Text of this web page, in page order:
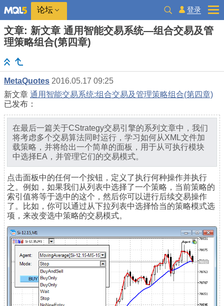
论坛 登录
文章: 新文章 通用智能交易系统—组合交易及管
理策略组合(第四章)
MetaQuotes 2016.05.17 09:25
新文章 通用智能交易系统:组合交易及管理策略组合(第四章)
已发布：
在最后一篇关于CStrategy交易引擎的系列文章中，我们
将考虑多个交易算法同时运行，学习如何从XML文件加
载策略，并将给出一个简单的面板，用于从可执行模块
中选择EA，并管理它们的交易模式。
点击面板中的任何一个按钮，定义了执行何种操作并执行
之。例如，如果我们从列表中选择了一个策略，当前策略的
索引值将等于选中的这个，然后你可以进行后续交易操作
了。比如，你可以通过从下拉列表中选择恰当的策略模式选
项，来改变选中策略的交易模式。